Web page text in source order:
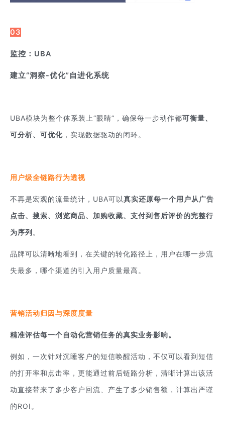
03
监控：UBA
建立“洞察-优化”自进化系统
UBA模块为整个体系装上“眼睛”，确保每一步动作都可衡量、
可分析、可优化 ，实现数据驱动的闭环。
用户级全链路行为透视
不再是宏观的流量统计，UBA可以真实还原每一个用户从广告
点击、搜索、浏览商品、加购收藏、支付到售后评价的完整行
为序列。
品牌可以清晰地看到，在关键的转化路径上，用户在哪一步流
失最多，哪个渠道的引入用户质量最高。
营销活动归因与深度度量
精准评估每一个自动化营销任务的真实业务影响。
例如，一次针对沉睡客户的短信唤醒活动，不仅可以看到短信
的打开率和点击率，更能通过前后链路分析，清晰计算出该活
动直接带来了多少客户回流、产生了多少销售额，计算出严谨
的ROI。